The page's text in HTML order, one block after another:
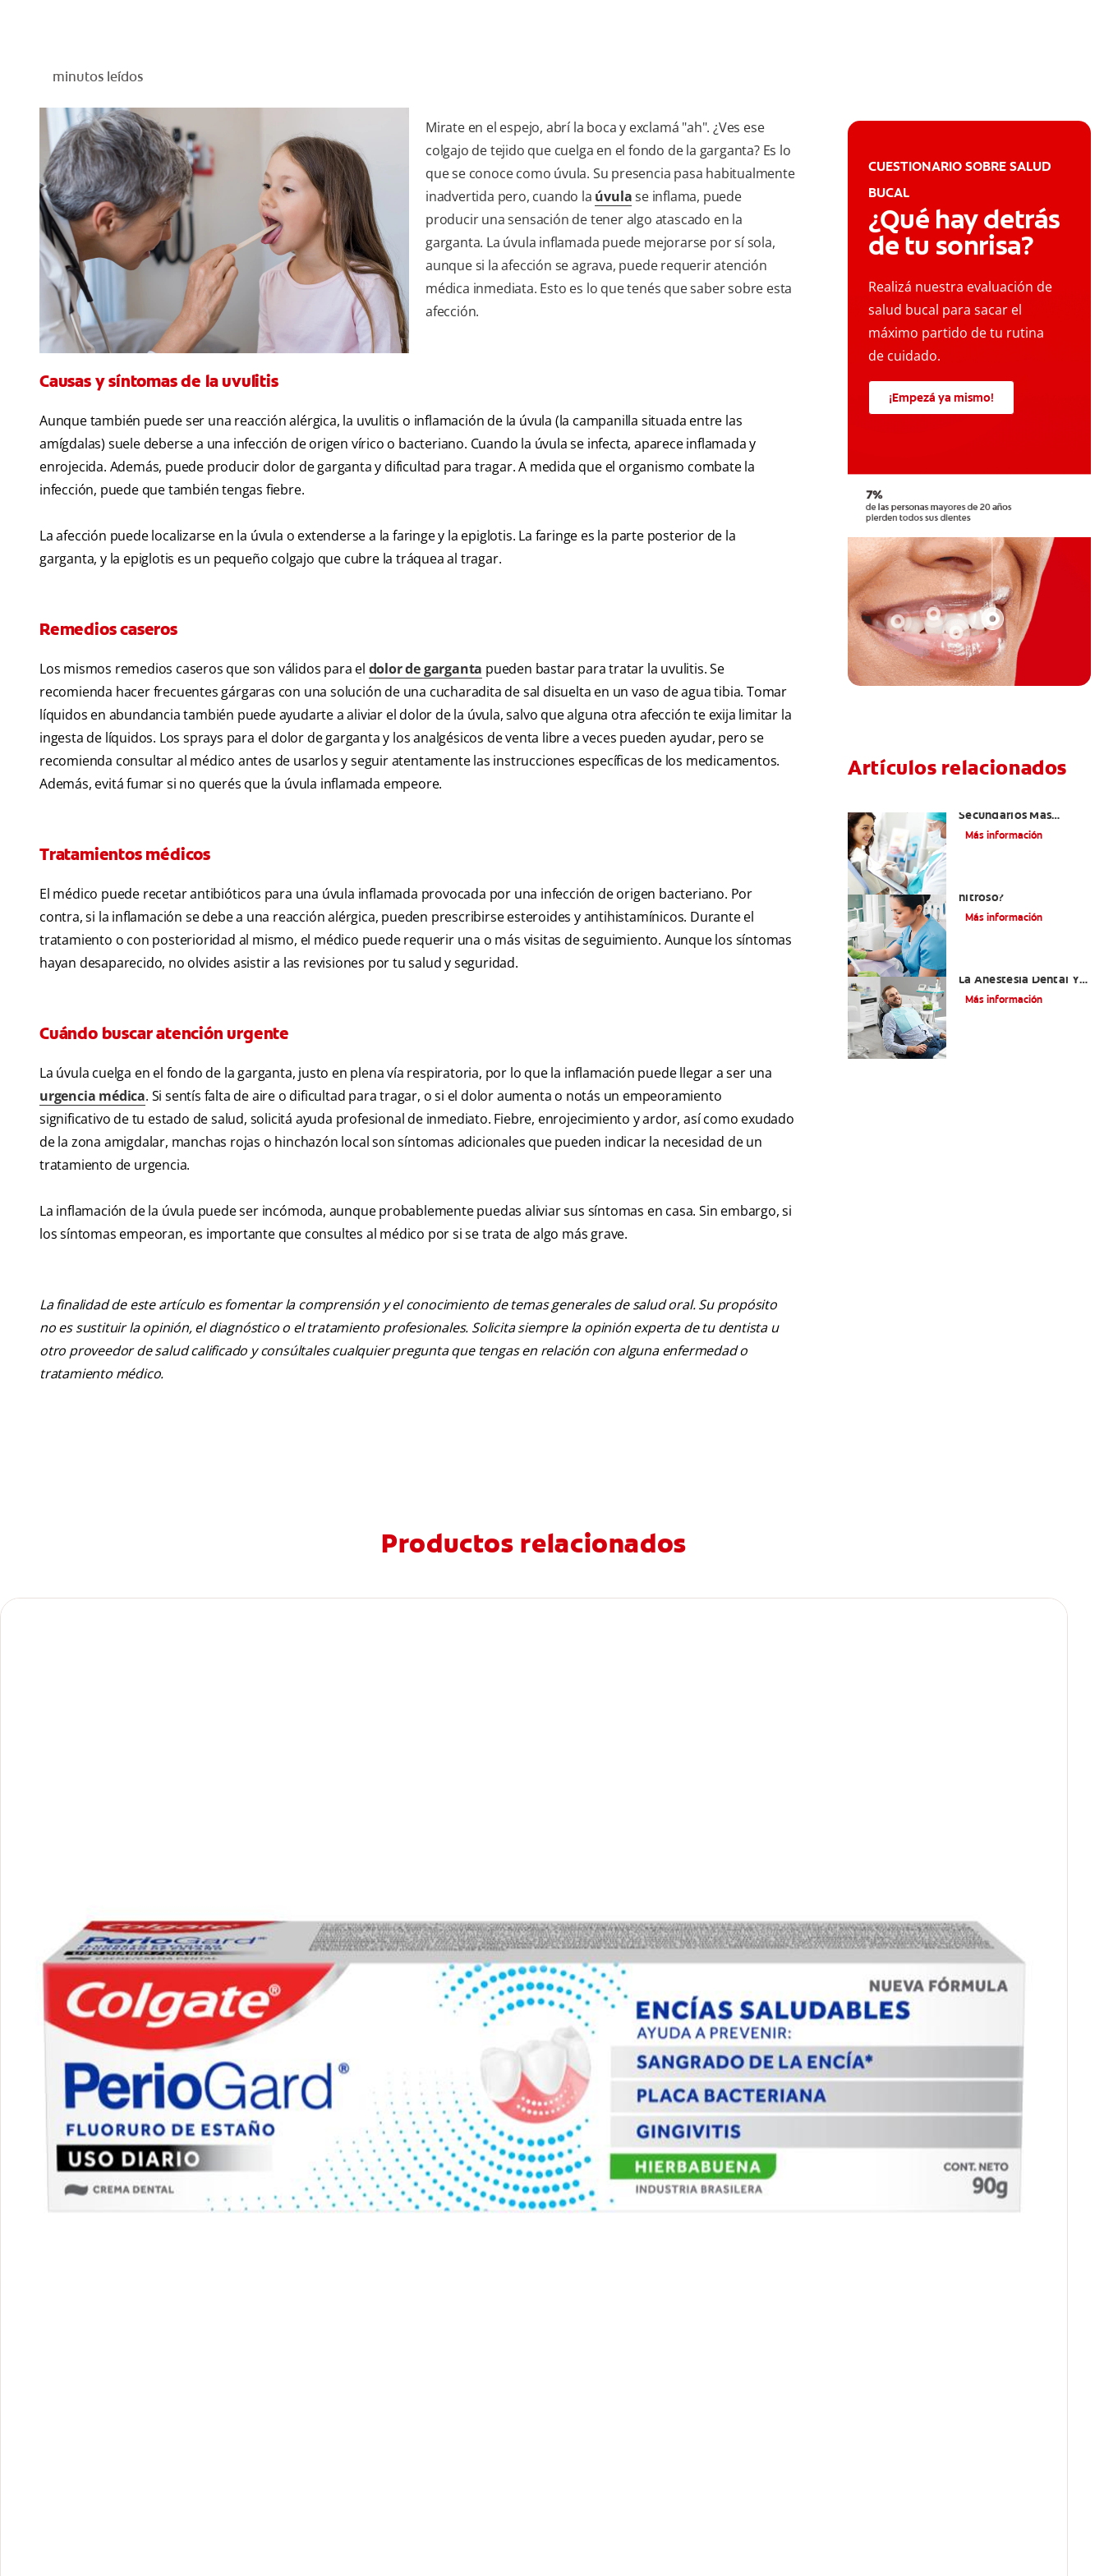
minutos leídos
Mirate en el espejo, abrí la boca y exclamá "ah". ¿Ves ese
colgajo de tejido que cuelga en el fondo de la garganta? Es lo
que se conoce como úvula. Su presencia pasa habitualmente
inadvertida pero, cuando la úvulase inflama, puede
producir una sensación de tener algo atascado en la
garganta. La úvula inflamada puede mejorarse por sí sola,
aunque si la afección se agrava, puede requerir atención
médica inmediata. Esto es lo que tenés que saber sobre esta
afección.
Causas y síntomas de la uvulitis
Aunque también puede ser una reacción alérgica, la uvulitis o inflamación de la úvula (la campanilla situada entre las
amígdalas) suele deberse a una infección de origen vírico o bacteriano. Cuando la úvula se infecta, aparece inflamada y
enrojecida. Además, puede producir dolor de garganta y dificultad para tragar. A medida que el organismo combate la
infección, puede que también tengas fiebre.
La afección puede localizarse en la úvula o extenderse a la faringe y la epiglotis. La faringe es la parte posterior de la
garganta, y la epiglotis es un pequeño colgajo que cubre la tráquea al tragar.
Remedios caseros
Los mismos remedios caseros que son válidos para el dolor de garganta pueden bastar para tratar la uvulitis. Se
recomienda hacer frecuentes gárgaras con una solución de una cucharadita de sal disuelta en un vaso de agua tibia. Tomar
líquidos en abundancia también puede ayudarte a aliviar el dolor de la úvula, salvo que alguna otra afección te exija limitar la
ingesta de líquidos. Los sprays para el dolor de garganta y los analgésicos de venta libre a veces pueden ayudar, pero se
recomienda consultar al médico antes de usarlos y seguir atentamente las instrucciones específicas de los medicamentos.
Además, evitá fumar si no querés que la úvula inflamada empeore.
Tratamientos médicos
El médico puede recetar antibióticos para una úvula inflamada provocada por una infección de origen bacteriano. Por
contra, si la inflamación se debe a una reacción alérgica, pueden prescribirse esteroides y antihistamínicos. Durante el
tratamiento o con posterioridad al mismo, el médico puede requerir una o más visitas de seguimiento. Aunque los síntomas
hayan desaparecido, no olvides asistir a las revisiones por tu salud y seguridad.
Cuándo buscar atención urgente
La úvula cuelga en el fondo de la garganta, justo en plena vía respiratoria, por lo que la inflamación puede llegar a ser una
urgencia médica. Si sentís falta de aire o dificultad para tragar, o si el dolor aumenta o notás un empeoramiento
significativo de tu estado de salud, solicitá ayuda profesional de inmediato. Fiebre, enrojecimiento y ardor, así como exudado
de la zona amigdalar, manchas rojas o hinchazón local son síntomas adicionales que pueden indicar la necesidad de un
tratamiento de urgencia.
La inflamación de la úvula puede ser incómoda, aunque probablemente puedas aliviar sus síntomas en casa. Sin embargo, si
los síntomas empeoran, es importante que consultes al médico por si se trata de algo más grave.
La finalidad de este artículo es fomentar la comprensión y el conocimiento de temas generales de salud oral. Su propósito
no es sustituir la opinión, el diagnóstico o el tratamiento profesionales. Solicita siempre la opinión experta de tu dentista u
otro proveedor de salud calificado y consúltales cualquier pregunta que tengas en relación con alguna enfermedad o
tratamiento médico.
CUESTIONARIO SOBRE SALUD
BUCAL
¿Qué hay detrás
de tu sonrisa?
Realizá nuestra evaluación de
salud bucal para sacar el
máximo partido de tu rutina
de cuidado.
¡Empezá ya mismo!
Artículos relacionados
Secundarios Más
Comunes De La
Más información
nitroso?
Más información
La Anestesia Dental Y
Causas De Tratamiento
Más información
Productos relacionados